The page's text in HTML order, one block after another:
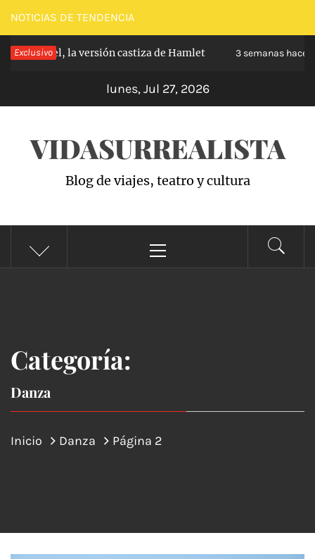
Saltar
al
contenido
NOTICIAS DE TENDENCIA
Exclusivola versión castiza de Hamlet 3 semanas hace
lunes, Jul 27, 2026
VIDASURREALISTA
Blog de viajes, teatro y cultura
principal
Categoría:
Danza
Inicio Danza Página 2